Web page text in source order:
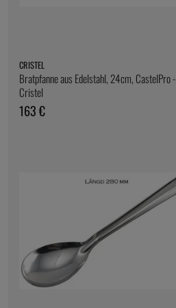
CRISTEL
Bratpfanne aus Edelstahl, 24cm, CastelPro -
Cristel
163 €